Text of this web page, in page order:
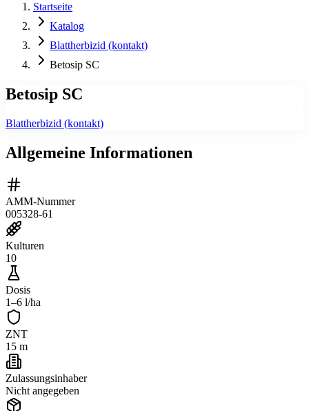
Startseite
Katalog
Blattherbizid (kontakt)
Betosip SC
Betosip SC
Blattherbizid (kontakt)
Allgemeine Informationen
AMM-Nummer
005328-61
Kulturen
10
Dosis
1–6 l/ha
ZNT
15 m
Zulassungsinhaber
Nicht angegeben